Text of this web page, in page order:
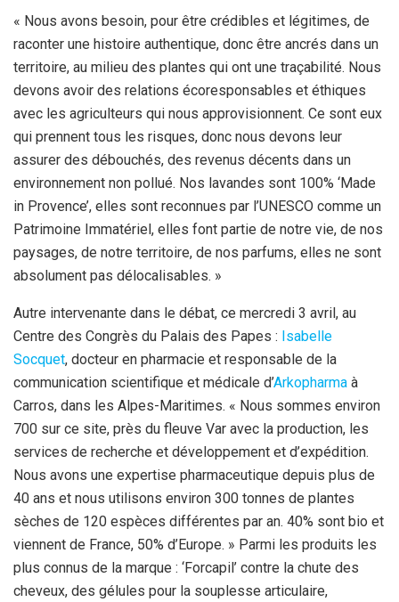
« Nous avons besoin, pour être crédibles et légitimes, de
raconter une histoire authentique, donc être ancrés dans un
territoire, au milieu des plantes qui ont une traçabilité. Nous
devons avoir des relations écoresponsables et éthiques
avec les agriculteurs qui nous approvisionnent. Ce sont eux
qui prennent tous les risques, donc nous devons leur
assurer des débouchés, des revenus décents dans un
environnement non pollué. Nos lavandes sont 100% ‘Made
in Provence’, elles sont reconnues par l’UNESCO comme un
Patrimoine Immatériel, elles font partie de notre vie, de nos
paysages, de notre territoire, de nos parfums, elles ne sont
absolument pas délocalisables. »
Autre intervenante dans le débat, ce mercredi 3 avril, au
Centre des Congrès du Palais des Papes : Isabelle
Socquet, docteur en pharmacie et responsable de la
communication scientifique et médicale d’Arkopharma à
Carros, dans les Alpes-Maritimes. « Nous sommes environ
700 sur ce site, près du fleuve Var avec la production, les
services de recherche et développement et d’expédition.
Nous avons une expertise pharmaceutique depuis plus de
40 ans et nous utilisons environ 300 tonnes de plantes
sèches de 120 espèces différentes par an. 40% sont bio et
viennent de France, 50% d’Europe. » Parmi les produits les
plus connus de la marque : ‘Forcapil’ contre la chute des
cheveux, des gélules pour la souplesse articulaire,